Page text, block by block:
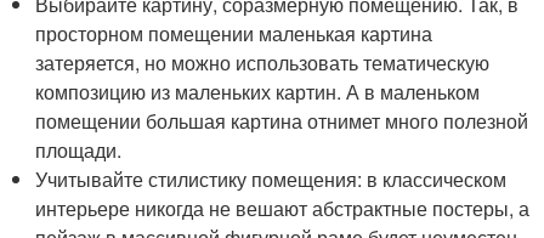
просторном помещении маленькая картина
затеряется, но можно использовать тематическую
композицию из маленьких картин. А в маленьком
помещении большая картина отнимет много полезной
площади.
Учитывайте стилистику помещения: в классическом
интерьере никогда не вешают абстрактные постеры, а